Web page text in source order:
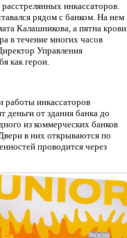
инкассаторов.
рядом с банком. На нем
Калашникова, а пятна крови
в течение многих часов
Управления
как герои.
работы инкассаторов
от здания банка до
из коммерческих банков
в них открываются по
проводится через